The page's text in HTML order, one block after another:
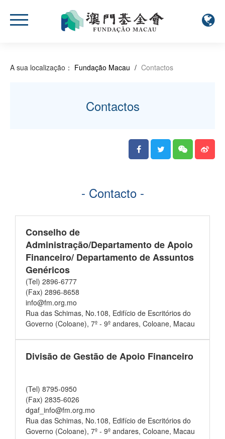
A sua localização： Fundação Macau / Contactos
Contactos
- Contacto -
Conselho de
Administração/Departamento de Apoio
Financeiro/ Departamento de Assuntos
Genéricos
(Tel) 2896-6777
(Fax) 2896-8658
info@fm.org.mo
Rua das Schimas, No.108, Edifício de Escritórios do
Governo (Coloane), 7º - 9º andares, Coloane, Macau
Divisão de Gestão de Apoio Financeiro
(Tel) 8795-0950
(Fax) 2835-6026
dgaf_info@fm.org.mo
Rua das Schimas, No.108, Edifício de Escritórios do
Governo (Coloane), 7º - 9º andares, Coloane, Macau